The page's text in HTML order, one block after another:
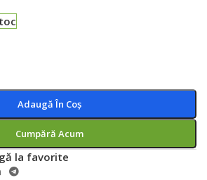
Adaugă În Coș
Cumpără Acum
la favorite